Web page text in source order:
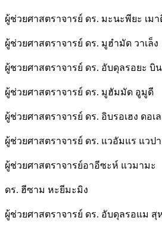
ผู้ช่วยศาสตราจารย์ ดร. มะนะพีย
ผู้ช่วยศาสตราจารย์ ดร. มูฮำมัด
ผู้ชวยศาสตราจารย์ ดร. อับดุลรอย
ผู้ช่วยศาสตราจารย์ ดร. มูฮัมมัด
ผู้ช่วยศาสตราจารย์ ดร. อิบรอเฮง
ผู้ช่วยศาสตราจารย์ ดร. แวอัมแร
ผู้ช่วยศาสตราจารย์อาอีซะห์ แว
ดร. ฮีซาม หะยีมะมิง มหา
ผู้ช่วยศาสตราจารย์ ดร. อับดุลรอ